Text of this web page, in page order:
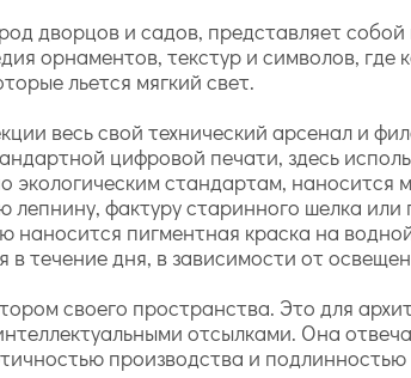
дворцов и садов, представляет
орнаментов, текстур и символов, где
льется мягкий свет.
весь свой технический арсенал и
цифровой печати, здесь
стандартам, наносится
фактуру старинного шелка
наносится пигментная краска на
в течение дня, в зависимости от
своего пространства. Это для
отсылками. Она
производства и подлинностью